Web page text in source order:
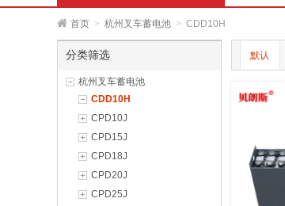
首页 > 杭州叉车蓄电池 > CDD10H
分类筛选
杭州叉车蓄电池
CDD10H
CPD10J
CPD15J
CPD18J
CPD20J
CPD25J
默认